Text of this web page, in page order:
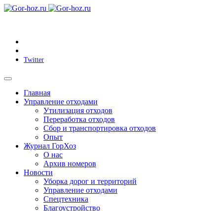
Twitter
Главная
Управление отходами
Утилизация отходов
Переработка отходов
Сбор и транспортировка отходов
Опыт
Журнал ГорХоз
О нас
Архив номеров
Новости
Уборка дорог и территорий
Управление отходами
Спецтехника
Благоустройство